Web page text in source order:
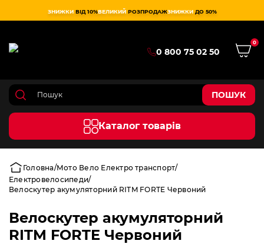
ЗНИЖКИ ВІД 10%ВЕЛИКИЙ РОЗПРОДАЖЗНИЖКИ ДО 50%
0 800 75 02 50
0
ПОШУК
Каталог товарів
Головна Мото Вело Електро транспорт
Електровелосипеди
Велоскутер акумуляторний RITM FORTE Червоний
Велоскутер акумуляторний
RITM FORTE Червоний